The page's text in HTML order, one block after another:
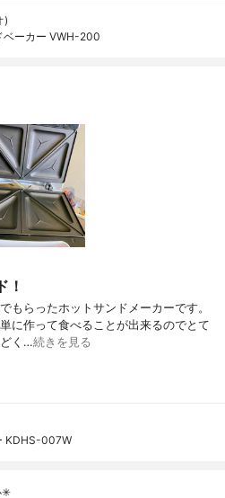
)
ベーカー VWH-200
！
もらったホットサンドメーカーです。
に作って食べることが出来るのでとて
く…続きを見る
KDHS-007W
✳